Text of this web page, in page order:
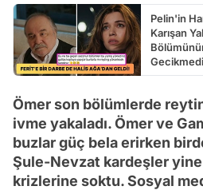
Pelin'in
Karışan
Gecikmedi
Ömer son bölümlerde
ivme yakaladı. Ömer ve
buzlar güç bela erirken
Şule-Nevzat kardeşler
krizlerine soktu. Sosyal